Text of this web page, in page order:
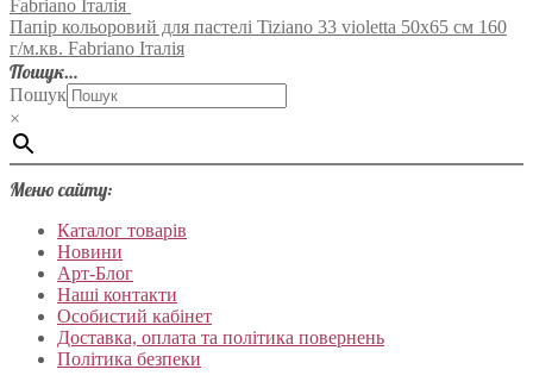
Fabriano Італія
Папір кольоровий для пастелі Tiziano 33 violetta 50х65 см 160
г/м.кв. Fabriano Італія
Пошук…
Пошук
×
Меню сайту:
Каталог товарів
Новини
Арт-Блог
Наші контакти
Особистий кабінет
Доставка, оплата та політика повернень
Політика безпеки